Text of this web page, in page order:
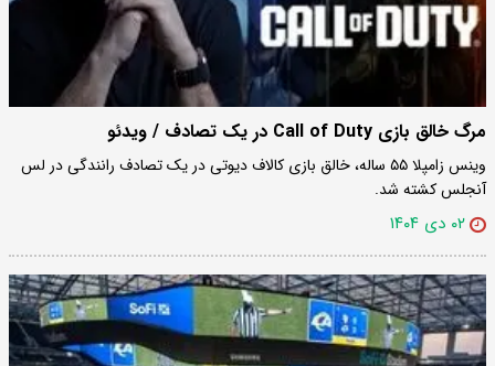
مرگ خالق بازی‌ Call of Duty در یک تصادف / ویدئو
وینس زامپلا ۵۵ ساله، خالق بازی کالاف دیوتی در یک تصادف رانندگی در لس
آنجلس کشته شد.
۰۲ دی ۱۴۰۴